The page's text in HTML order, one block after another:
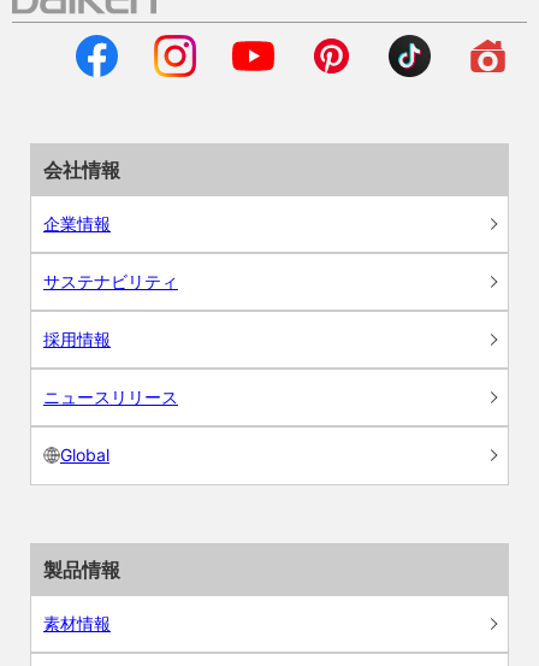
会社情報
企業情報
サステナビリティ
採用情報
ニュースリリース
Global
製品情報
素材情報